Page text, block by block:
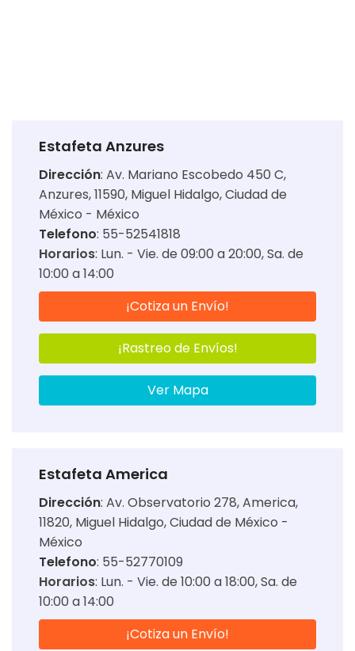
Estafeta Anzures
Dirección: Av. Mariano Escobedo 450 C,
Anzures, 11590, Miguel Hidalgo, Ciudad de
México - México
Telefono: 55-52541818
Horarios: Lun. - Vie. de 09:00 a 20:00 Sa. de
10:00 a 14:00
¡Cotiza un Envío!
¡Rastreo de Envíos!
Ver Mapa
Estafeta America
Dirección: Av. Observatorio 278, America,
11820, Miguel Hidalgo, Ciudad de México -
México
Telefono: 55-52770109
Horarios: Lun. - Vie. de 10:00 a 18:00 Sa. de
10:00 a 14:00
¡Cotiza un Envío!